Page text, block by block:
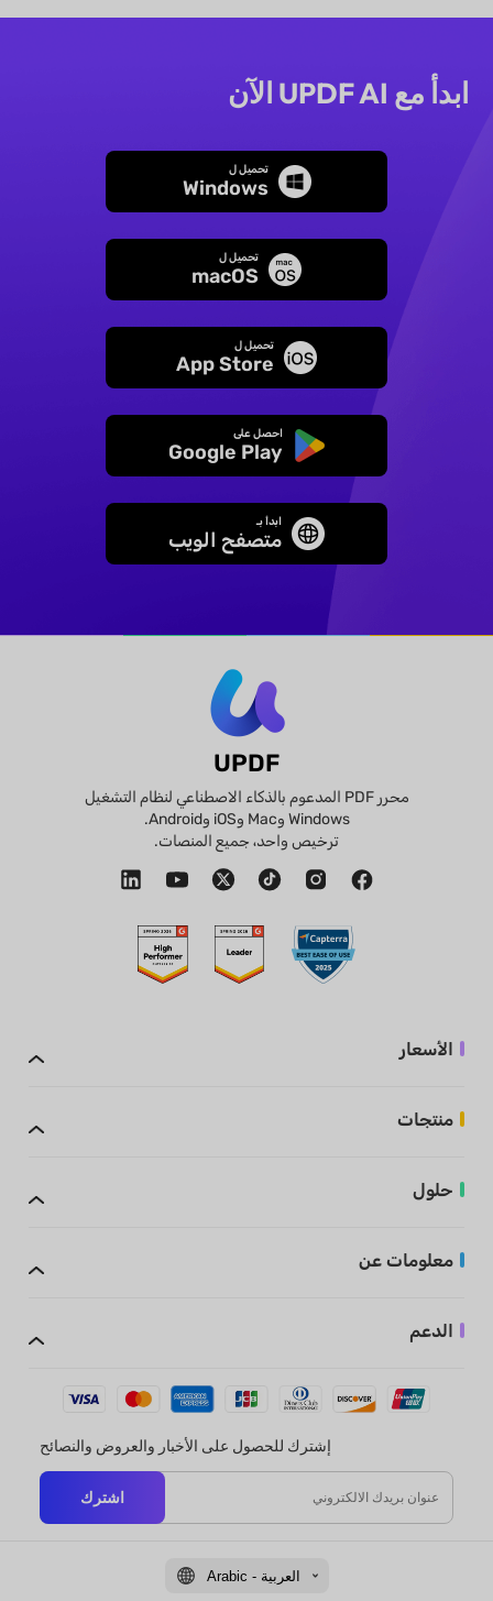
ابدأ مع UPDF AI الآن
تحميل ل
Windows
تحميل ل
macOS
تحميل ل
App Store
احصل على
Google Play
ابدأ بـ
متصفح الويب
UPDF
محرر PDF المدعوم بالذكاء الاصطناعي لنظام التشغيل
Windows وMac وiOS وAndroid.
ترخيص واحد، جميع المنصات.
الأسعار
منتجات
حلول
معلومات عن
الدعم
إشترك للحصول على الأخبار والعروض والنصائح
اشترك
Arabic - العربية